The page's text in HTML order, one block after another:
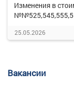
Изменения в
25.05.2026
Вакансии